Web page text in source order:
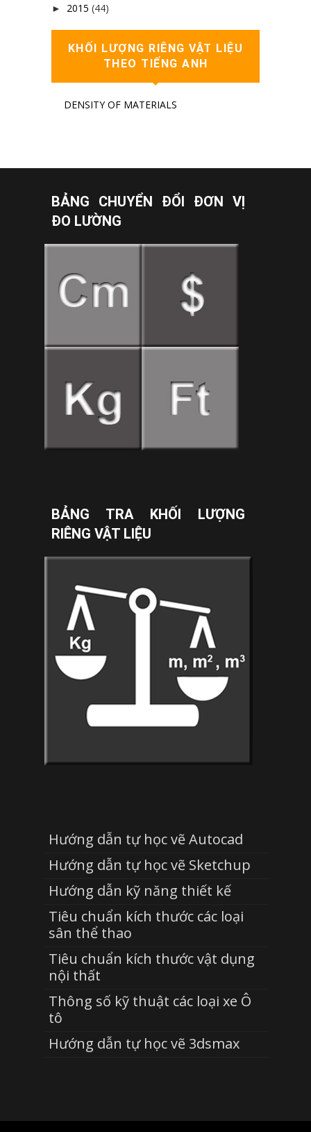
► 2015 (44)
KHỐI LƯỢNG RIÊNG VẬT LIỆU
THEO TIẾNG ANH
DENSITY OF MATERIALS
BẢNG CHUYỂN ĐỔI ĐƠN VỊ
ĐO LƯỜNG
BẢNG TRA KHỐI LƯỢNG
RIÊNG VẬT LIỆU
Hướng dẫn tự học vẽ Autocad
Hướng dẫn tự học vẽ Sketchup
Hướng dẫn kỹ năng thiết kế
Tiêu chuẩn kích thước các loại
sân thể thao
Tiêu chuẩn kích thước vật dụng
nội thất
Thông số kỹ thuật các loại xe Ô
tô
Hướng dẫn tự học vẽ 3dsmax